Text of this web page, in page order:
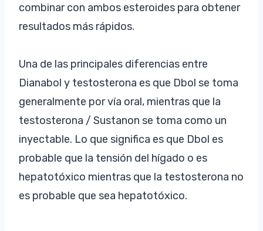
combinar con ambos esteroides para obtener
resultados más rápidos.
Una de las principales diferencias entre
Dianabol y testosterona es que Dbol se toma
generalmente por vía oral, mientras que la
testosterona / Sustanon se toma como un
inyectable. Lo que significa es que Dbol es
probable que la tensión del hígado o es
hepatotóxico mientras que la testosterona no
es probable que sea hepatotóxico.